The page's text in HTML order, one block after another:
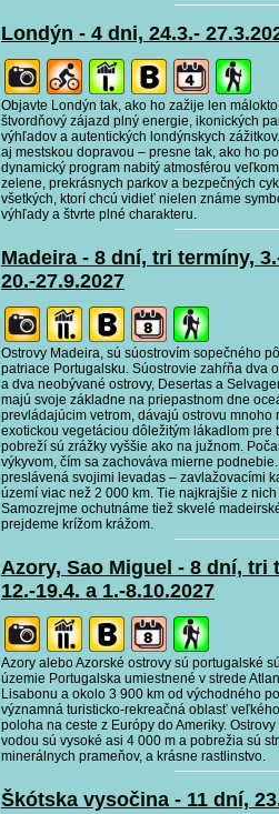
Londýn - 4 dni, 24.3.-
Objavte Londýn tak, ako ho zažije len
štvordňový zájazd plný energie, ikonických
výhľadov a autentických londýnskych
aj mestskou dopravou – presne tak, ako ho
dynamický program nabitý atmosférou
zelene, prekrásnych parkov a bezpečných
všetkých, ktorí chcú vidieť nielen známe
výhľady a štvrte plné charakteru.
Madeira - 8 dní, tri termíny,
20.-27.9.2027
Ostrovy Madeira, sú súostrovím sopečného
patriace Portugalsku. Súostrovie zahŕňa dva
a dva neobývané ostrovy, Desertas a
majú svoje základne na priepastnom dne
prevládajúcim vetrom, dávajú ostrovu mnoho
exotickou vegetáciou dôležitým lákadlom pre
pobreží sú zrážky vyššie ako na južnom.
výkyvom, čím sa zachováva mierne
preslávená svojimi levadas – zavlažovacími
území viac než 2 000 km. Tie najkrajšie z
Samozrejme ochutnáme tiež skvelé
prejdeme krížom krážom.
Azory, Sao Miguel - 8 dní, tri
12.-19.4. a 1.-8.10.2027
Azory alebo Azorské ostrovy sú portugalské
územie Portugalska umiestnené v strede
Lisabonu a okolo 3 900 km od východného
významná turisticko-rekreačná oblasť
poloha na ceste z Európy do Ameriky.
vodou sú vysoké asi 4 000 m a pobrežia sú
minerálnych prameňov, a krásne rastlinstvo.
Škótska vysočina - 11 dní,